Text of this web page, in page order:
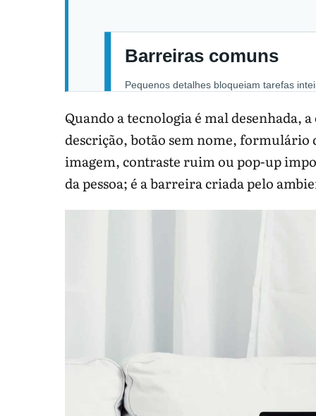
Acessibilidade precisa ser testada
Elemento Boa prática
Imagem
Quando a tecnologia é mal desenhada,
descrição, botão sem nome, formulário
imagem, contraste ruim ou pop-up
da pessoa; é a barreira criada pelo